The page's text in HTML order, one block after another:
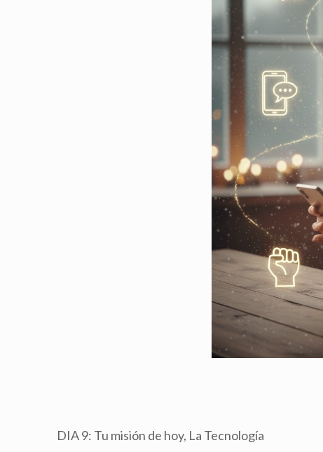
DIA 9: Tu misión de hoy, La Tecnología